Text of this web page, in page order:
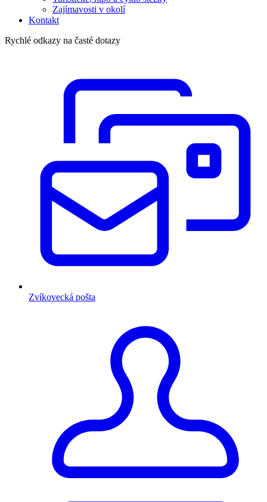
Zajímavosti v okolí
Kontakt
Rychlé odkazy na časté dotazy
Zvíkovecká pošta